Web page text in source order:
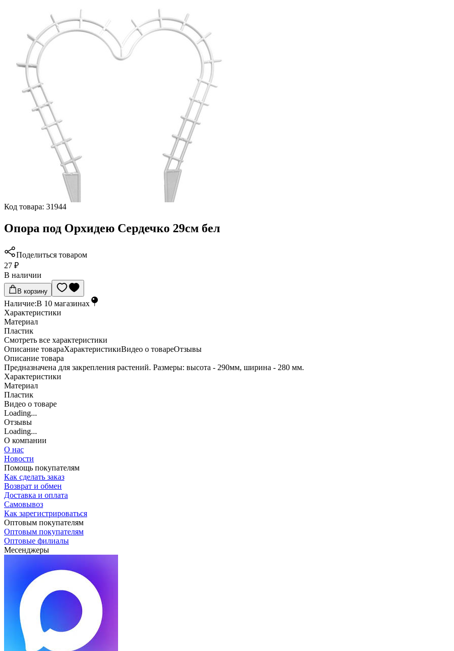
Код товара: 31944
Опора под Орхидею Сердечко 29см бел
Поделиться товаром
27 ₽
В наличии
В корзину
Наличие:В 10 магазинах
Характеристики
Материал
Пластик
Cмотреть все характеристики
Описание товараХарактеристикиВидео о товареОтзывы
Описание товара
Предназначена для закрепления растений. Размеры: высота - 290мм, ширина - 280 мм.
Характеристики
Материал
Пластик
Видео о товаре
Loading...
Отзывы
Loading...
О компании
О нас
Новости
Помощь покупателям
Как сделать заказ
Возврат и обмен
Доставка и оплата
Самовывоз
Как зарегистрироваться
Оптовым покупателям
Оптовым покупателям
Оптовые филиалы
Месенджеры